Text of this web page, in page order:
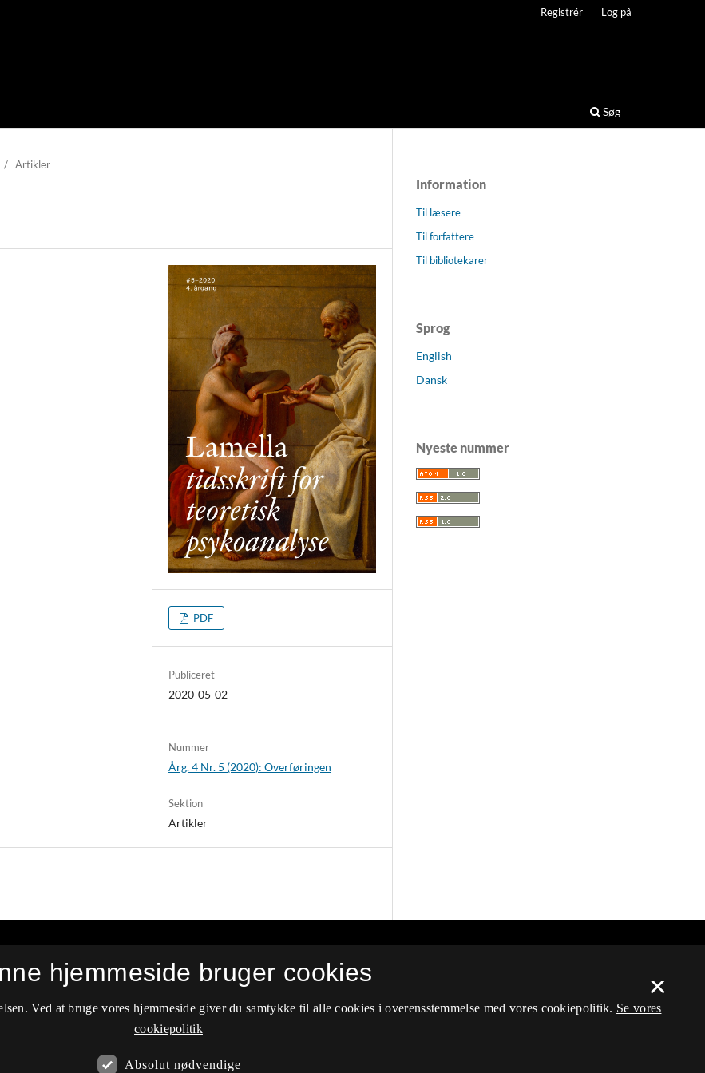
Søg
Registrér Log på
/ Artikler
PDF
Publiceret
2020-05-02
Nummer
Årg. 4 Nr. 5 (2020): Overføringen
Sektion
Artikler
Information
Til læsere
Til forfattere
Til bibliotekarer
Sprog
English
Dansk
Nyeste nummer
×
hjemmeside bruger cookies
Ved at bruge vores hjemmeside giver du samtykke til alle cookies i overensstemmelse med vores cookiepolitik. Se vores
cookiepolitik
Absolut nødvendige